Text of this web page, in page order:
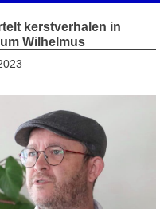
kerstverhalen in
Wilhelmus